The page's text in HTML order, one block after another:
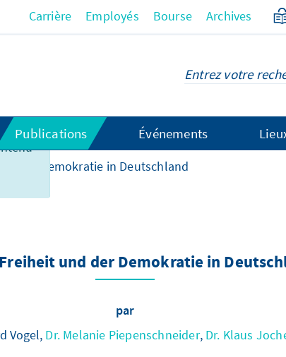
Carrière Employés Bourse Archives
Publications Événements
der Demokratie in Deutschland
und der Demokratie in
par
Vogel, Dr. Melanie Piepenschneider, Dr. Klaus